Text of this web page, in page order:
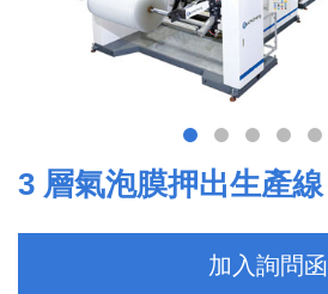
3 層氣泡膜押出生產線
加入詢問函